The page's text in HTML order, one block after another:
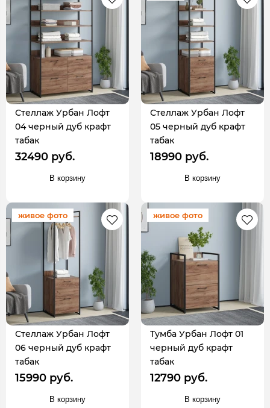
Стеллаж Урбан Лофт
04 черный дуб крафт
табак
32490 руб.
В корзину
Стеллаж Урбан Лофт
05 черный дуб крафт
табак
18990 руб.
В корзину
живое фото
Стеллаж Урбан Лофт
06 черный дуб крафт
табак
15990 руб.
В корзину
живое фото
Тумба Урбан Лофт 01
черный дуб крафт
табак
12790 руб.
В корзину